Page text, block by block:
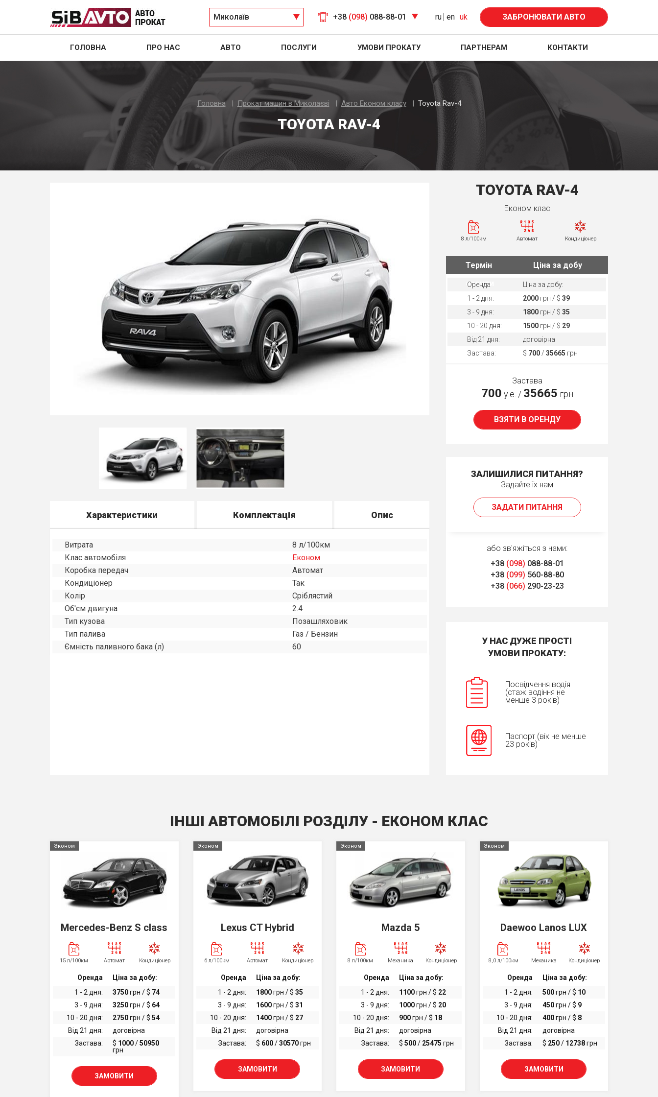
Миколаїв +38 (098) 088-88-01 ru en uk ЗАБРОНЮВАТИ АВТО
ГОЛОВНА ПРО НАС АВТО ПОСЛУГИ УМОВИ ПРОКАТУ ПАРТНЕРАМ КОНТАКТИ
Головна Прокат машин в Миколаєві Авто Економ класу Toyota Rav-4
TOYOTA RAV-4
Характеристики Комплектація Опис
Витрата
8 л/100км
Клас автомобіля
Економ
Коробка передач
Автомат
Кондиціонер
Так
Колір
Сріблястий
Об'єм двигуна
2.4
Тип кузова
Позашляховик
Тип палива
Газ / Бензин
Ємність паливного бака (л)
60
TOYOTA RAV-4
Економ клас
8 л/100км Автомат Кондиціонер
Термін
оренди
Ціна за добу
Оренда
Ціна за добу:
1 - 2 дня:
2000 грн / $39
3 - 9 дня:
1800 грн / $35
10 - 20 дня:
1500 грн / $ 29
Від 21 дня:
договірна
Застава:
$ 700 /35665 грн
Застава
700 у.е. / 35665 грн
ВЗЯТИ В ОРЕНДУ
ЗАЛИШИЛИСЯ ПИТАННЯ?
Задайте їх нам
ЗАДАТИ ПИТАННЯ
або зв'яжіться з нами:
+38 (098) 088-88-01
+38 (099) 560-88-80
+38 (066) 290-23-23
У НАС ДУЖЕ ПРОСТІ
УМОВИ ПРОКАТУ:
Посвідчення водія
(стаж водіння не
менше 3 років)
Паспорт (вік не менше
23 років)
ІНШІ АВТОМОБІЛІ РОЗДІЛУ - ЕКОНОМ КЛАС
Эконом
Mercedes-Benz S class
15 л/100км Автомат Кондиціонер
Оренда
Ціна за добу:
1 - 2 дня:
3750грн / $ 74
3 - 9 дня:
3250грн / $ 64
10 - 20 дня:
2750грн / $ 54
Від 21 дня:
договірна
Застава:
$ 1000/50950
грн
ЗАМОВИТИ
Эконом
Lexus CT Hybrid
6 л/100км Автомат Кондиціонер
Оренда
Ціна за добу:
1 - 2 дня:
1800грн / $ 35
3 - 9 дня:
1600грн / $ 31
10 - 20 дня:
1400грн / $ 27
Від 21 дня:
договірна
Застава:
$ 600/30570грн
ЗАМОВИТИ
Эконом
Mazda 5
8 л/100км Механика Кондиціонер
Оренда
Ціна за добу:
1 - 2 дня:
1100грн / $ 22
3 - 9 дня:
1000грн / $ 20
10 - 20 дня:
900грн / $ 18
Від 21 дня:
договірна
Застава:
$ 500/ 25475 грн
ЗАМОВИТИ
Эконом
Daewoo Lanos LUX
8,0 л/100км Механика Кондиціонер
Оренда
Ціна за добу:
1 - 2 дня:
500грн / $ 10
3 - 9 дня:
450грн / $ 9
10 - 20 дня:
400грн / $ 8
Від 21 дня:
договірна
Застава:
$ 250/ 12738грн
ЗАМОВИТИ